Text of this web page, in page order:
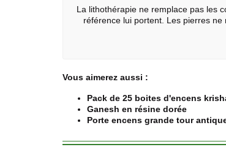
La lithothérapiene remplace pas les
référence lui portent. Les pierres
Vous aimerez aussi :
Pack de 25 boites d'encens
Ganesh en résine dorée
Porte encens grande tour